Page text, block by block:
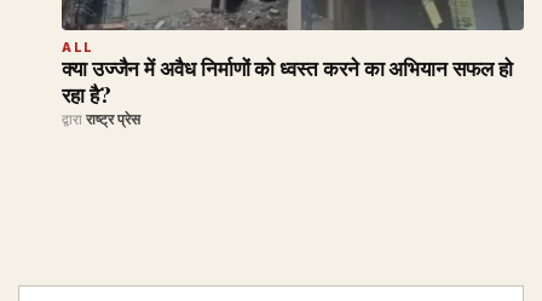
ALL
क्या उज्जैन में अवैध निर्माणों को ध्वस्त करने का अभियान सफल हो
रहा है?
द्वारा राष्ट्र प्रेस